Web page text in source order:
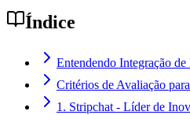
Índice
Entendendo Integração
Critérios de Avaliação
1. Stripchat - Líder de